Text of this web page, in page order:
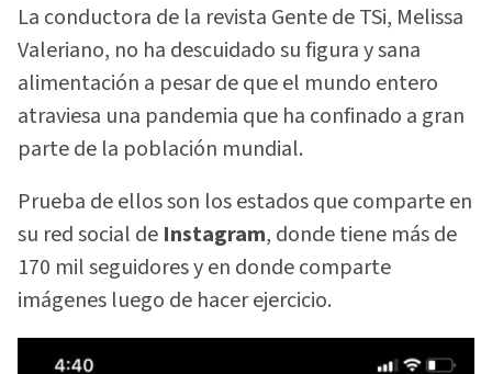
La conductora de la revista Gente de TSi, Melissa
Valeriano, no ha descuidado su figura y sana
alimentación a pesar de que el mundo entero
atraviesa una pandemia que ha confinado a gran
parte de la población mundial.
Prueba de ellos son los estados que comparte en
su red social de Instagram, donde tiene más de
170 mil seguidores y en donde comparte
imágenes luego de hacer ejercicio.